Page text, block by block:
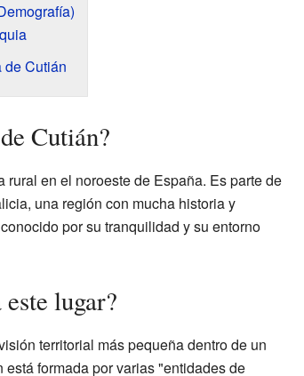
de Cutián
Cutián?
rural en el noroeste de España. Es parte de
una región con mucha historia y
por su tranquilidad y su entorno
lugar?
territorial más pequeña dentro de un
formada por varias "entidades de